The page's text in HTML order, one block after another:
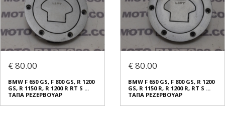
€ 80.00
BMW F 650 GS, F 800 GS, R 1200
GS, R 1150 R, R 1200 R RT S ...
ΤΑΠΑ ΡΕΖΕΡΒΟΥΑΡ
€ 80.00
BMW F 650 GS, F 800 GS, R 1200
GS, R 1150 R, R 1200 R, RT S ...
ΤΑΠΑ ΡΕΖΕΡΒΟΥΑΡ